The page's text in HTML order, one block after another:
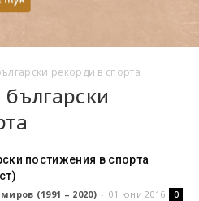
рекорди в спорта
постижения в спорта
(1991 – 2020) - 01 юни 2016 0